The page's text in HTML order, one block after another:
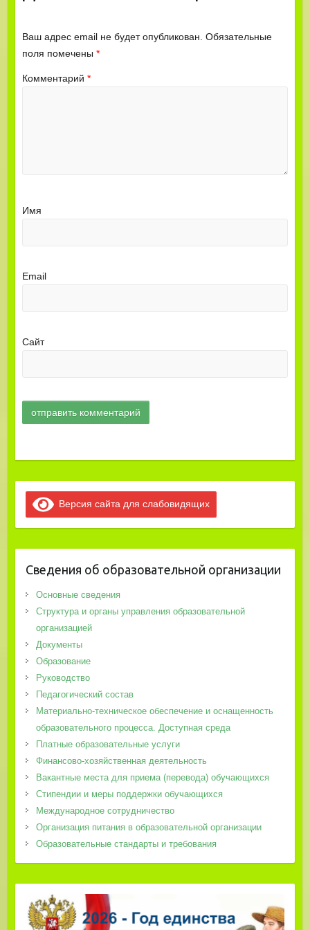
Ваш адрес email не будет опубликован. Обязательные
поля помечены *
Комментарий *
Имя
Email
Сайт
Версия сайта для слабовидящих
Сведения об образовательной организации
Основные сведения
Структура и органы управления образовательной
организацией
Документы
Образование
Руководство
Педагогический состав
Материально-техническое обеспечение и оснащенность
образовательного процесса. Доступная среда
Платные образовательные услуги
Финансово-хозяйственная деятельность
Вакантные места для приема (перевода) обучающихся
Стипендии и меры поддержки обучающихся
Международное сотрудничество
Организация питания в образовательной организации
Образовательные стандарты и требования